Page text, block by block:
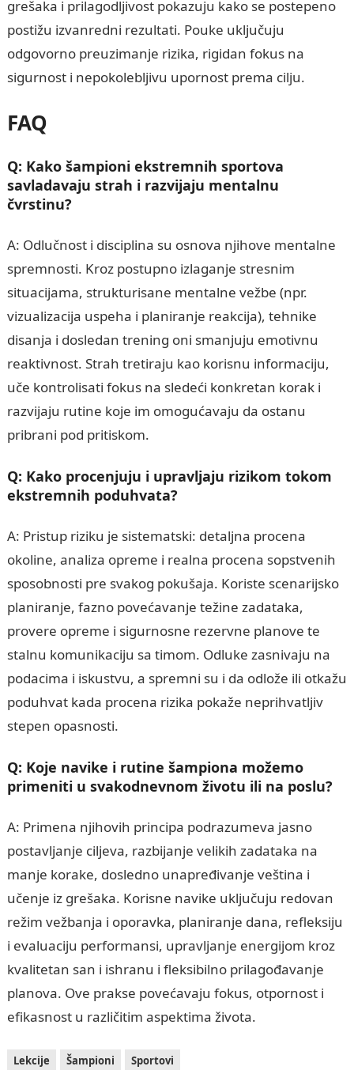
grešaka i prilagodljivost pokazuju kako se postepeno
postižu izvanredni rezultati. Pouke uključuju
odgovorno preuzimanje rizika, rigidan fokus na
sigurnost i nepokolebljivu upornost prema cilju.
FAQ
Q: Kako šampioni ekstremnih sportova
savladavaju strah i razvijaju mentalnu
čvrstinu?
A: Odlučnost i disciplina su osnova njihove mentalne
spremnosti. Kroz postupno izlaganje stresnim
situacijama, strukturisane mentalne vežbe (npr.
vizualizacija uspeha i planiranje reakcija), tehnike
disanja i dosledan trening oni smanjuju emotivnu
reaktivnost. Strah tretiraju kao korisnu informaciju,
uče kontrolisati fokus na sledeći konkretan korak i
razvijaju rutine koje im omogućavaju da ostanu
pribrani pod pritiskom.
Q: Kako procenjuju i upravljaju rizikom tokom
ekstremnih poduhvata?
A: Pristup riziku je sistematski: detaljna procena
okoline, analiza opreme i realna procena sopstvenih
sposobnosti pre svakog pokušaja. Koriste scenarijsko
planiranje, fazno povećavanje težine zadataka,
provere opreme i sigurnosne rezervne planove te
stalnu komunikaciju sa timom. Odluke zasnivaju na
podacima i iskustvu, a spremni su i da odlože ili otkažu
poduhvat kada procena rizika pokaže neprihvatljiv
stepen opasnosti.
Q: Koje navike i rutine šampiona možemo
primeniti u svakodnevnom životu ili na poslu?
A: Primena njihovih principa podrazumeva jasno
postavljanje ciljeva, razbijanje velikih zadataka na
manje korake, dosledno unapređivanje veština i
učenje iz grešaka. Korisne navike uključuju redovan
režim vežbanja i oporavka, planiranje dana, refleksiju
i evaluaciju performansi, upravljanje energijom kroz
kvalitetan san i ishranu i fleksibilno prilagođavanje
planova. Ove prakse povećavaju fokus, otpornost i
efikasnost u različitim aspektima života.
Lekcije Šampioni Sportovi